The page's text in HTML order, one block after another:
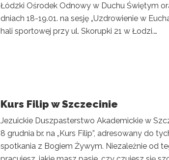
Łódzki Ośrodek Odnowy w Duchu Świętym
dniach 18-19.01. na sesję „Uzdrowienie w
hali sportowej przy ul. Skorupki 21 w Łodzi.…
Kurs Filip w Szczecinie
Jezuickie Duszpasterstwo Akademickie w
8 grudnia br. na „Kurs Filip”, adresowany do
spotkania z Bogiem Żywym. Niezależnie od